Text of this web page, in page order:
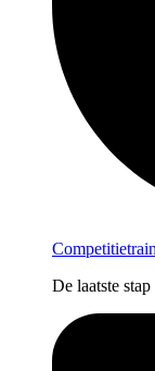
De laatste stap